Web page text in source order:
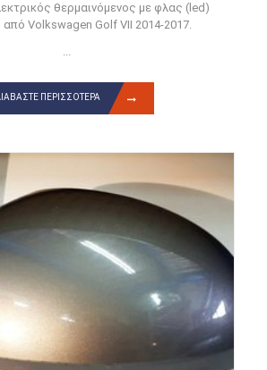
θερμαινόμενος με φλας (led)
από Volkswagen Golf VII 2014-2017.
ΠΕΡΙΣΣΌΤΕΡΑ